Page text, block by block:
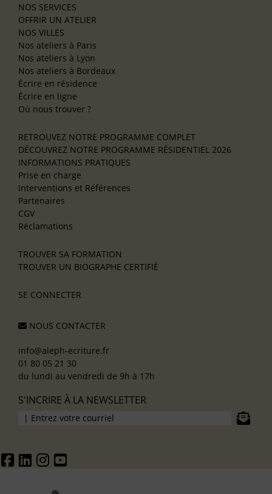
NOS SERVICES
OFFRIR UN ATELIER
NOS VILLES
Nos ateliers à Paris
Nos ateliers à Lyon
Nos ateliers à Bordeaux
Écrire en résidence
Écrire en ligne
Où nous trouver ?
RETROUVEZ NOTRE PROGRAMME COMPLET
DÉCOUVREZ NOTRE PROGRAMME RÉSIDENTIEL 2026
INFORMATIONS PRATIQUES
Prise en charge
Interventions et Références
Partenaires
CGV
Réclamations
TROUVER SA FORMATION
TROUVER UN BIOGRAPHE CERTIFIÉ
SE CONNECTER
NOUS CONTACTER
info@aleph-ecriture.fr
01 80 05 21 30
du lundi au vendredi de 9h à 17h
S'INCRIRE À LA NEWSLETTER